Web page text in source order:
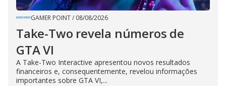
GAMER POINT/ 08/08/2026
Take-Two revela números de
GTA VI
A Take-Two Interactive apresentou novos resultados
financeiros e, consequentemente, revelou informações
importantes sobre GTA VI,...